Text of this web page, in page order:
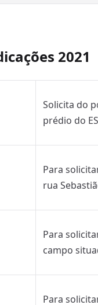
2021
Solicita do
prédio do
Para
rua
Para
campo
Para